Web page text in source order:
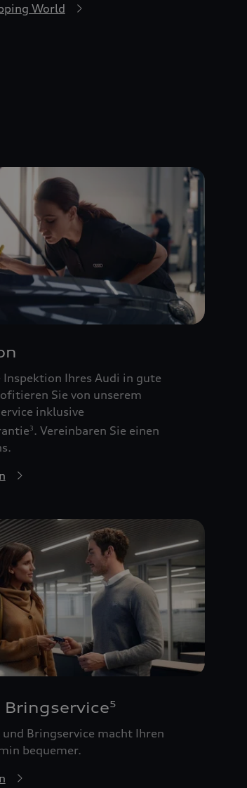
World
Inspektion Ihres Audi in gute
Sie von unserem
inklusive
3. Vereinbaren Sie einen
5
Bringservice macht Ihren
bequemer.